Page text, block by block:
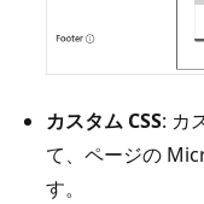
カスタム CSS: カ
て、ページの
す。